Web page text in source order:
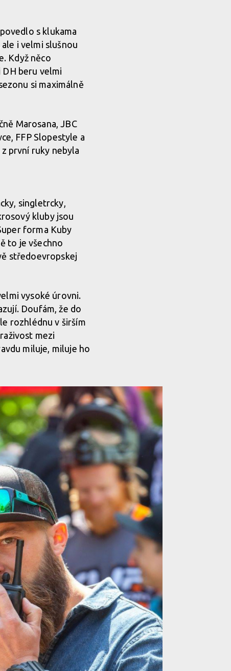
s klukama
i velmi slušnou
Když něco
beru velmi
si maximálně
Marosana, JBC
FFP Slopestyle a
první ruky nebyla
singletrcky,
kluby jsou
forma Kuby
to je všechno
středoevropskej
vysoké úrovni.
Doufám, že do
rozhlédnu v širším
mezi
miluje, miluje ho